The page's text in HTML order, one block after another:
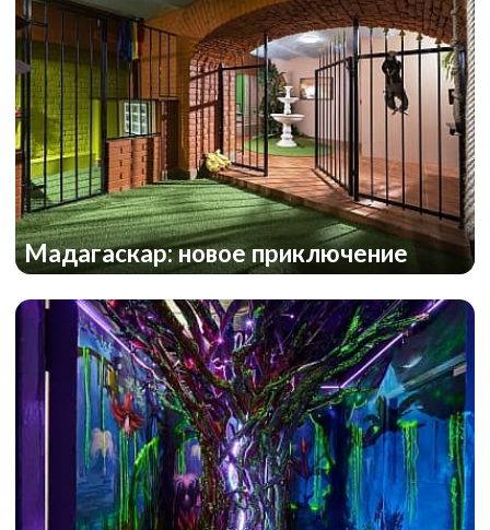
Мадагаскар: новое приключение